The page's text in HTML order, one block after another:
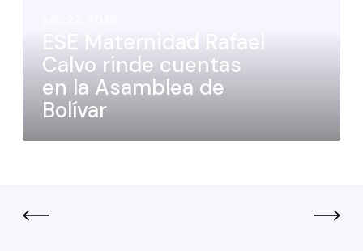
ESE Maternidad Rafael
Calvo rinde cuentas
en la Asamblea de
Bolívar